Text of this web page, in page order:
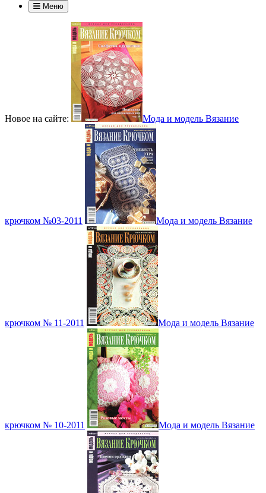
Меню
Новое на сайте: Мода и модель Вязание
крючком №03-2011 Мода и модель Вязание
крючком № 11-2011 Мода и модель Вязание
крючком № 10-2011 Мода и модель Вязание